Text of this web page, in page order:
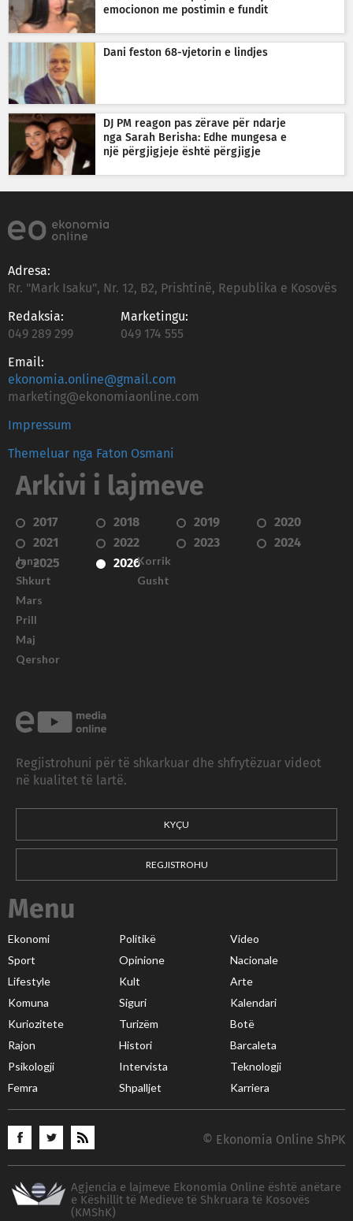
emocionon me postimin e fundit
Dani feston 68-vjetorin e lindjes
DJ PM reagon pas zërave për ndarje
nga Sarah Berisha: Edhe mungesa e
një përgjigjeje është përgjigje
Adresa:
Rr. "Mark Isaku", Nr. 12, B2, Prishtinë, Republika e Kosovës
Redaksia:
049 289 299
Marketingu:
049 174 555
Email:
ekonomia.online@gmail.com
marketing@ekonomiaonline.com
Impressum
Themeluar nga Faton Osmani
Arkivi i lajmeve
2017 2018 2019
2020
2021
2022 2023
2024
2025
2026
Janar
Shkurt
Mars
Prill
Maj
Qershor
Korrik
Gusht
Regjistrohuni për të shkarkuar dhe shfrytëzuar videot
në kualitet të lartë.
KYÇU
REGJISTROHU
Menu
Ekonomi Politikë
Video
Sport
Opinione
Nacionale
Lifestyle
Kult
Arte
Komuna
Siguri
Kalendari
Kuriozitete
Turizëm
Botë
Rajon
Histori
Barcaleta
Psikologji
Intervista
Teknologji
Femra
Shpalljet Karriera
© Ekonomia Online ShPK
Agjencia e lajmeve Ekonomia Online është anëtare
e Këshillit të Medieve të Shkruara të Kosovës
(KMShK)